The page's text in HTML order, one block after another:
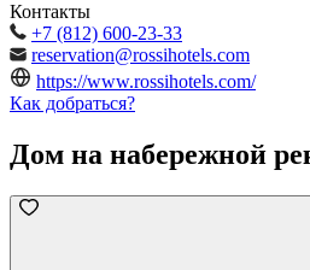
Контакты
+7 (812) 600-23-33
reservation@rossihotels.com
https://www.rossihotels.com/
Как добраться?
Дом на набережной